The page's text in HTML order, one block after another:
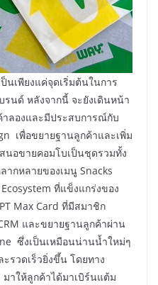
นเพียงแค่จุดเริ่มต้นในการ
นด์ หลังจากนี้ จะยังเดินหน้า
ลองและมีประสบการณ์กับ
เพื่อขยายฐานลูกค้าและเพิ่ม
นอขายคอมโบเป็นชุดรวมทั้ง
กหลายของเมนู Snacks
ที่แข็งแกร่งของ
Max Card ที่มีสมาชิก
และขยายฐานลูกค้าผ่าน
ซึ่งเป็นเหมือนน่านน้ำใหม่ๆ
รวดเร็วยิ่งขึ้น โดยทาง
าให้ลูกค้าได้มาเบิร์นแต้ม